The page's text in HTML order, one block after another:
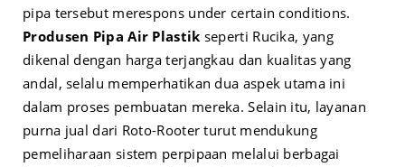
pipa tersebut merespons under certain conditions.
Produsen Pipa Air Plastik seperti Rucika, yang
dikenal dengan harga terjangkau dan kualitas yang
andal, selalu memperhatikan dua aspek utama ini
dalam proses pembuatan mereka. Selain itu, layanan
purna jual dari Roto-Rooter turut mendukung
pemeliharaan sistem perpipaan melalui berbagai